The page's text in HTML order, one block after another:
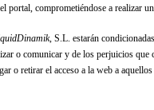
comprometiéndose a realizar
, S.L. estarán
o comunicar y de los perjuicios que
o retirar el acceso a la web a